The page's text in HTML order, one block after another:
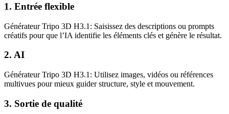
1. Entrée flexible
Générateur Tripo 3D H3.1: Saisissez des descriptions ou prompts
créatifs pour que l’IA identifie les éléments clés et génère le résultat.
2. AI
Générateur Tripo 3D H3.1: Utilisez images, vidéos ou références
multivues pour mieux guider structure, style et mouvement.
3. Sortie de qualité